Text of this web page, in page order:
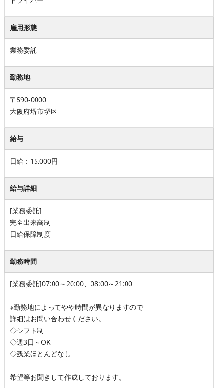
雇用形態
業務委託
勤務地
〒590-0000
大阪府堺市堺区
給与
日給：15,000円
給与詳細
[業務委託]
完全出来高制
日給保障制度
勤務時間
[業務委託]07:00～20:00、08:00～21:00
※勤務地によってやや時間が異なりますので
詳細はお問い合わせください。
◇シフト制
◇週3日～OK
◇残業ほとんどなし
希望等お聞きして作成しております。